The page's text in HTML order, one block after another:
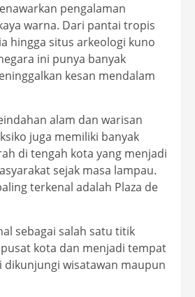
pengalaman
warna. Dari pantai tropis
hingga situs arkeologi kuno
ini punya banyak
kesan mendalam
alam dan warisan
juga memiliki banyak
di tengah kota yang menjadi
sejak masa lampau.
terkenal adalah Plaza de
sebagai salah satu titik
kota dan menjadi tempat
dikunjungi wisatawan maupun